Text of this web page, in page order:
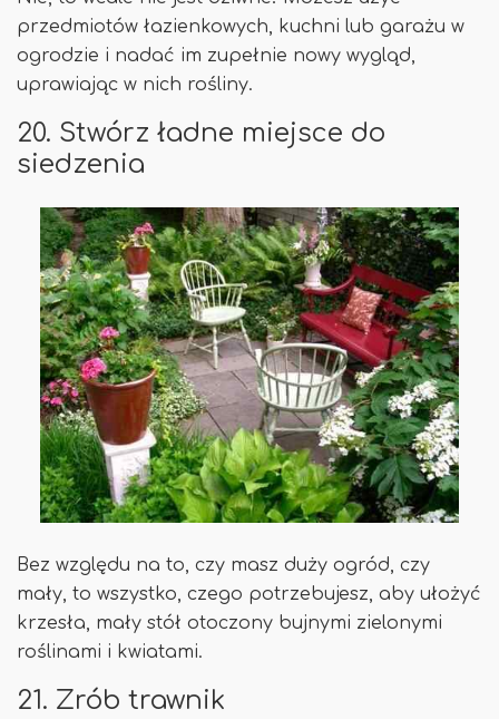
przedmiotów łazienkowych, kuchni lub garażu w
ogrodzie i nadać im zupełnie nowy wygląd,
uprawiając w nich rośliny.
20. Stwórz ładne miejsce do
siedzenia
Bez względu na to, czy masz duży ogród, czy
mały, to wszystko, czego potrzebujesz, aby ułożyć
krzesła, mały stół otoczony bujnymi zielonymi
roślinami i kwiatami.
21. Zrób trawnik